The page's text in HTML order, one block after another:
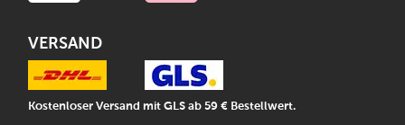
VERSAND
Kostenloser Versand mit GLS ab 59 € Bestellwert.